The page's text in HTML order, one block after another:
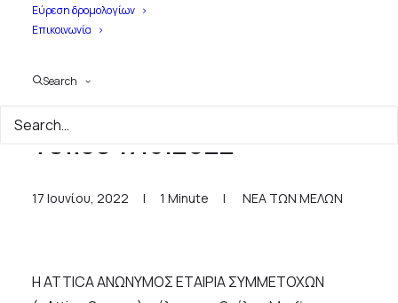
Εύρεση δρομολογίων
Επικοινωνία
Search
ATTICA GROUP - Δελτίο
Τύπου 17.6.2022
17 Ιουνίου, 2022 | 1 Minute | ΝΕΑ ΤΩΝ ΜΕΛΩΝ
Η ATTICA ΑΝΩΝΥΜΟΣ ΕΤΑΙΡΙΑ ΣΥΜΜΕΤΟΧΩΝ